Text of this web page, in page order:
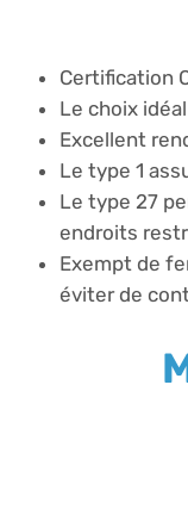
Certification
Le choix
Excellent
Le type 1
Le type 27
endroits
Exempt de
éviter de